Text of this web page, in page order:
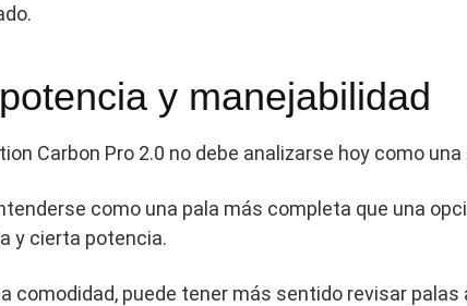
y manejabilidad
Carbon Pro 2.0 no debe analizarse hoy como
como una pala más completa que una
y cierta potencia.
comodidad, puede tener más sentido revisar